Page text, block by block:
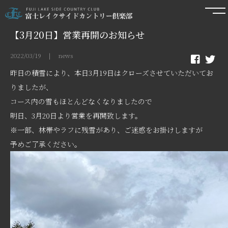
【3月20日】営業再開のお知らせ
2022/03/19 | news
昨日の積雪により、本日3月19日はクローズさせていただいてお
りましたが、
コース内の雪もほとんどなくなりましたので
明日、3月20日より営業を再開致します。
※一部、林帯やラフに残雪があり、ご迷惑をお掛けしますが
予めご了承ください。